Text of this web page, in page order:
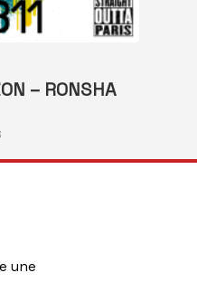
– RONSHA
une